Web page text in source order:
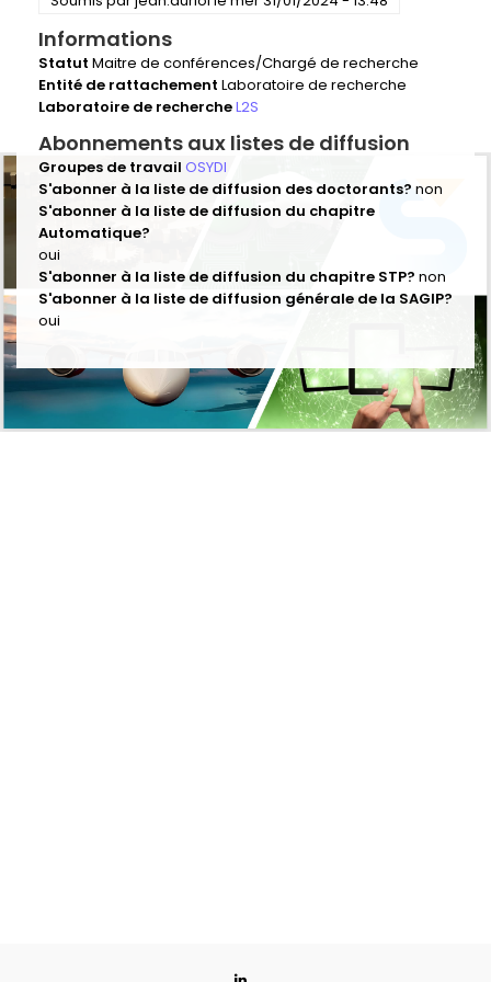
Informations
Statut Maitre de conférences/Chargé de recherche
Entité de rattachement Laboratoire de recherche
Laboratoire de rechercheL2S
Abonnements aux listes de diffusion
Groupes de travail OSYDI
S'abonner à la liste de diffusion des doctorants? non
S'abonner à la liste de diffusion du chapitre
Automatique?
oui
S'abonner à la liste de diffusion du chapitre STP? non
S'abonner à la liste de diffusion générale de la SAGIP?
oui